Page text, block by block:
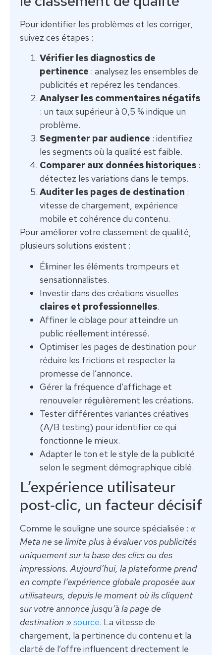
Pour identifier les problèmes et les corriger,
suivez ces étapes :
Vérifier les diagnostics de
pertinence : analysez les ensembles de
publicités et repérez les tendances.
Analyser les commentaires négatifs
: un taux supérieur à 0,5 % indique un
problème.
Segmenter par audience : identifiez
les segments où la qualité est faible.
Comparer aux données historiques :
détectez les variations dans le temps.
Auditer les pages de destination :
vitesse de chargement, expérience
mobile et cohérence du contenu.
Pour améliorer votre classement de qualité,
plusieurs solutions existent :
Éliminer les éléments trompeurs et
sensationnalistes.
Investir dans des créations visuelles
claires et professionnelles.
Affiner le ciblage pour atteindre un
public réellement intéressé.
Optimiser les pages de destination pour
réduire les frictions et respecter la
promesse de l’annonce.
Gérer la fréquence d’affichage et
renouveler régulièrement les créations.
Tester différentes variantes créatives
(A/B testing) pour identifier ce qui
fonctionne le mieux.
Adapter le ton et le style de la publicité
selon le segment démographique ciblé.
L’expérience utilisateur
post‑clic, un facteur décisif
Comme le souligne une source spécialisée : «
Meta ne se limite plus à évaluer vos publicités
uniquement sur la base des clics ou des
impressions. Aujourd’hui, la plateforme prend
en compte l’expérience globale proposée aux
utilisateurs, depuis le moment où ils cliquent
sur votre annonce jusqu’à la page de
destination »source. La vitesse de
chargement, la pertinence du contenu et la
clarté de l’offre influencent directement le